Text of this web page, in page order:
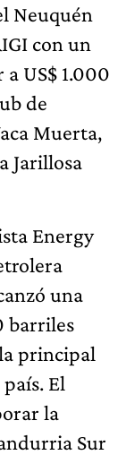
Neuquén
con un
US$ 1.000
de
Muerta,
Jarillosa
Energy
una
barriles
principal
El
la
Sur